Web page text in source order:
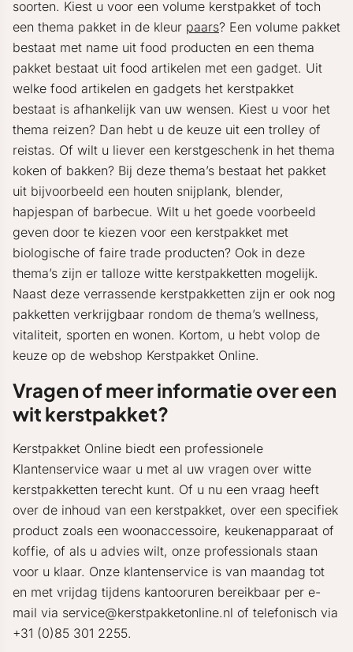
soorten. Kiest u voor een volume kerstpakket of toch
een thema pakket in de kleur paars? Een volume pakket
bestaat met name uit food producten en een thema
pakket bestaat uit food artikelen met een gadget. Uit
welke food artikelen en gadgets het kerstpakket
bestaat is afhankelijk van uw wensen. Kiest u voor het
thema reizen? Dan hebt u de keuze uit een trolley of
reistas. Of wilt u liever een kerstgeschenk in het thema
koken of bakken? Bij deze thema’s bestaat het pakket
uit bijvoorbeeld een houten snijplank, blender,
hapjespan of barbecue. Wilt u het goede voorbeeld
geven door te kiezen voor een kerstpakket met
biologische of faire trade producten? Ook in deze
thema’s zijn er talloze witte kerstpakketten mogelijk.
Naast deze verrassende kerstpakketten zijn er ook nog
pakketten verkrijgbaar rondom de thema’s wellness,
vitaliteit, sporten en wonen. Kortom, u hebt volop de
keuze op de webshop Kerstpakket Online.
Vragen of meer informatie over een
wit kerstpakket?
Kerstpakket Online biedt een professionele
Klantenservice waar u met al uw vragen over witte
kerstpakketten terecht kunt. Of u nu een vraag heeft
over de inhoud van een kerstpakket, over een specifiek
product zoals een woonaccessoire, keukenapparaat of
koffie, of als u advies wilt, onze professionals staan
voor u klaar. Onze klantenservice is van maandag tot
en met vrijdag tijdens kantooruren bereikbaar per e-
mail via service@kerstpakketonline.nl of telefonisch via
+31 (0)85 301 2255.